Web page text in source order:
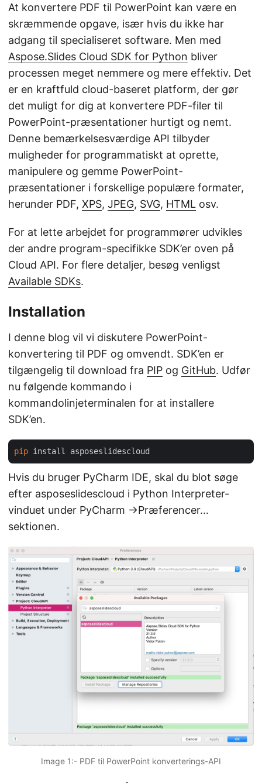
At konvertere PDF til PowerPoint kan være en
skræmmende opgave, især hvis du ikke har
adgang til specialiseret software. Men med
Aspose.Slides Cloud SDK for Python bliver
processen meget nemmere og mere effektiv. Det
er en kraftfuld cloud-baseret platform, der gør
det muligt for dig at konvertere PDF-filer til
PowerPoint-præsentationer hurtigt og nemt.
Denne bemærkelsesværdige API tilbyder
muligheder for programmatiskt at oprette,
manipulere og gemme PowerPoint-
præsentationer i forskellige populære formater,
herunder PDF, XPS, JPEG, SVG, HTML osv.
For at lette arbejdet for programmører udvikles
der andre program-specifikke SDK’er oven på
Cloud API. For flere detaljer, besøg venligst
Available SDKs.
Installation
I denne blog vil vi diskutere PowerPoint-
konvertering til PDF og omvendt. SDK’en er
tilgængelig til download fra PIP og GitHub. Udfør
nu følgende kommando i
kommandolinjeterminalen for at installere
SDK’en.
pip
Hvis du bruger PyCharm IDE, skal du blot søge
efter asposeslidescloud i Python Interpreter-
vinduet under PyCharm ->Præferencer…
sektionen.
Image 1:- PDF til PowerPoint konverterings-API